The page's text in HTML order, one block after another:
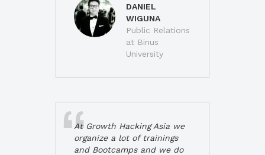
DANIEL
WIGUNA
Public Relations
at Binus
University
At Growth Hacking Asia we
organize a lot of trainings
and Bootcamps and we do